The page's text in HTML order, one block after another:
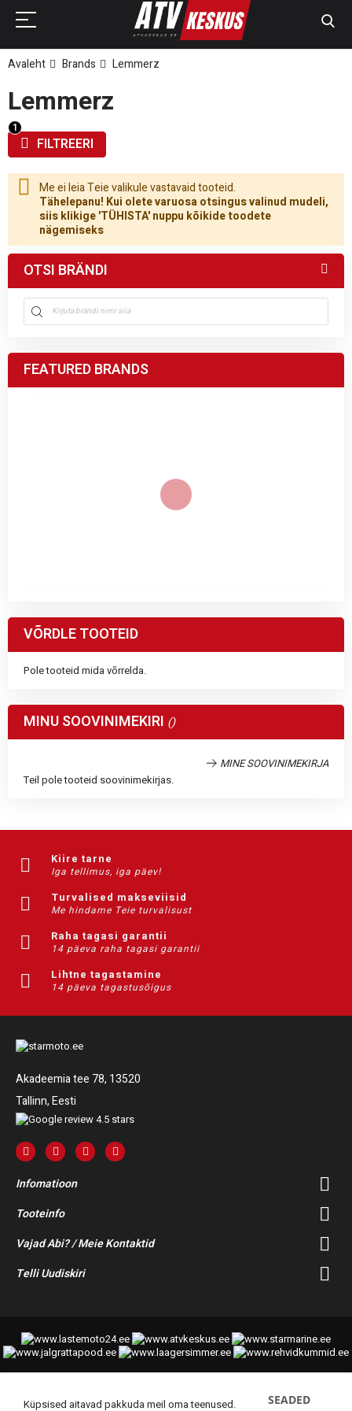
Avaleht Brands Lemmerz
Lemmerz
Me ei leia Teie valikule vastavaid tooteid.
Tähelepanu! Kui olete varuosa otsingus valinud mudeli,
siis klikige 'TÜHISTA' nuppu kõikide toodete
nägemiseks
FILTREERI
OTSI BRÄNDI
FEATURED BRANDS
VÕRDLE TOOTEID
Pole tooteid mida võrrelda.
MINU SOOVINIMEKIRI
MINE SOOVINIMEKIRJA
Teil pole tooteid soovinimekirjas.
Kiire tarne
Iga tellimus, iga päev!
Turvalised makseviisid
Me hindame Teie turvalisust
Raha tagasi garantii
14 päeva raha tagasi garantii
Lihtne tagastamine
14 päeva tagastusõigus
Akadeemia tee 78, 13520
Tallinn, Eesti
Infomatioon
Tooteinfo
Vajad Abi? / Meie Kontaktid
Telli Uudiskiri
© 2014-2025 Starmoto OÜ
Küpsised aitavad pakkuda meil oma teenused.
SEADED